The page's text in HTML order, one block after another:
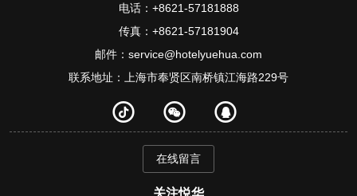
电话：+8621-57181888
传真：+8621-57181904
邮件：service@hotelyuehua.com
联系地址：上海市奉贤区南桥镇江海路229号
在线留言
关注悦华